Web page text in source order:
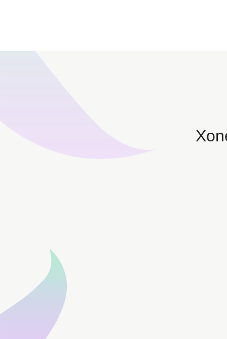
Instagram批量群发神器，精准锁定高质量客户
Instagram深度采集功能，精准识别优质用户群体
精细化管理Instagram私信群发，高效构建客户沟通体系